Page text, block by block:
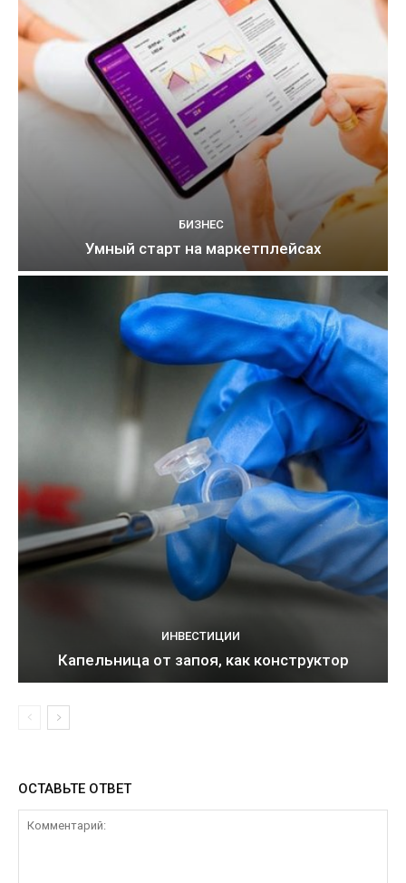
БИЗНЕС
Умный старт на маркетплейсах
ИНВЕСТИЦИИ
Капельница от запоя, как конструктор
ОСТАВЬТЕ ОТВЕТ